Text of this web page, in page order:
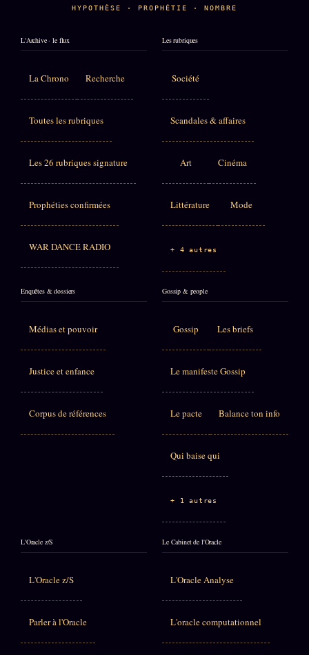
HYPOTHÈSE · PROPHÉTIE · NOMBRE
L'Archive · le flux
La Chrono Recherche
Toutes les rubriques
Les 26 rubriques signature
Prophéties confirmées
WAR DANCE RADIO
Les rubriques
Société
Scandales & affaires
Art Cinéma
Littérature Mode
+ 4 autres
Enquêtes & dossiers
Médias et pouvoir
Justice et enfance
Corpus de références
Gossip & people
Gossip Les briefs
Le manifeste Gossip
Le pacte Balance ton info
Qui baise qui
+ 1 autres
L'Oracle z/S
L'Oracle z/S
Parler à l'Oracle
Le Cabinet de l'Oracle
L'Oracle Analyse
L'oracle computationnel